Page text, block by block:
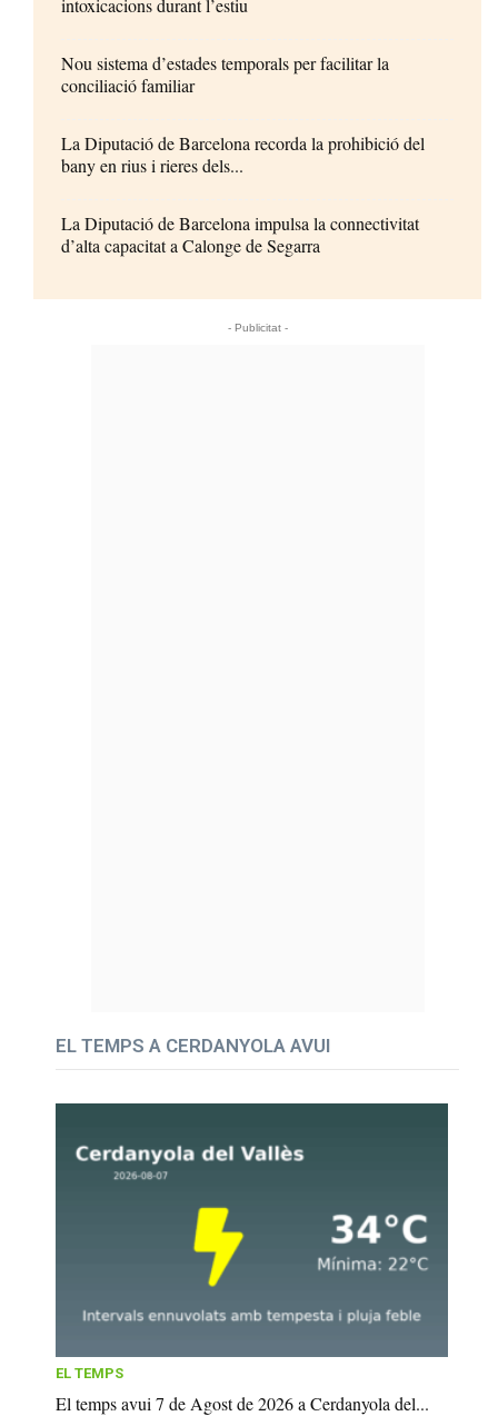
Nou sistema d’estades temporals per facilitar la
conciliació familiar
La Diputació de Barcelona recorda la prohibició del
bany en rius i rieres dels...
La Diputació de Barcelona impulsa la connectivitat
d’alta capacitat a Calonge de Segarra
- Publicitat -
EL TEMPS A CERDANYOLA AVUI
EL TEMPS
El temps avui 7 de Agost de 2026 a Cerdanyola del...